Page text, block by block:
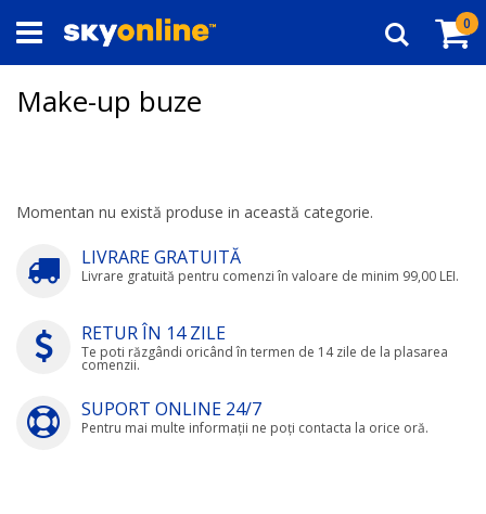
la
Conținut
0
Căutare
Make-up buze
Momentan nu există produse in această categorie.
LIVRARE GRATUITĂ
Livrare gratuită pentru comenzi în valoare de minim 99,00 LEI.
RETUR ÎN 14 ZILE
Te poti răzgândi oricând în termen de 14 zile de la plasarea
comenzii.
SUPORT ONLINE 24/7
Pentru mai multe informații ne poți contacta la orice oră.